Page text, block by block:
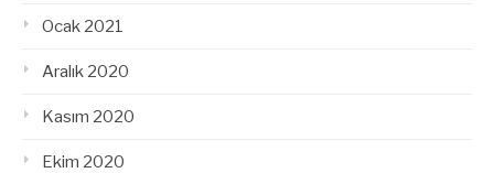
Ocak 2021
Aralık 2020
Kasım 2020
Ekim 2020